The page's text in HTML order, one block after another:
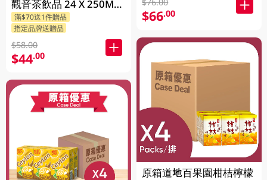
觀音茶飲品 24 X 250ML
(新舊包裝隨機發貨)
滿$70送1件贈品
指定品牌送贈品
$58.00
$44.00
$66.00
原箱道地百果園柑桔檸檬